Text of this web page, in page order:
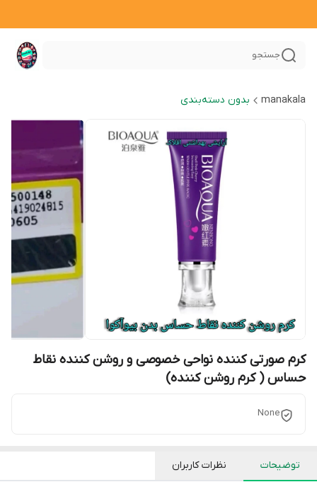
جستجو
manakala بدون دسته‌بندی
کرم صورتی کننده نواحی خصوصی و روشن کننده نقاط
حساس ( کرم روشن کننده)
None
توضیحات نظرات کاربران